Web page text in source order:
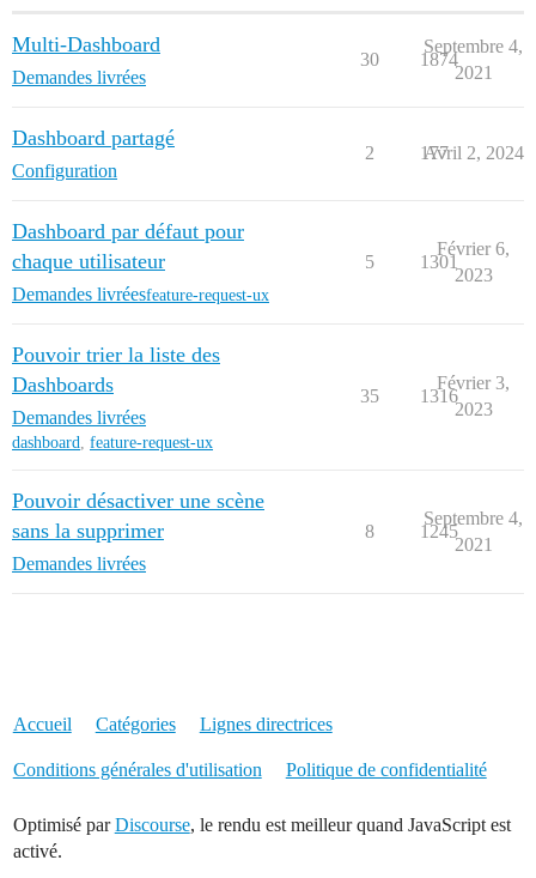
Multi-Dashboard
Demandes livrées
30 1874
Septembre 4,
2021
Dashboard partagé
Configuration
2 177
Avril 2, 2024
Dashboard par défaut pour
chaque utilisateur
Demandes livréesfeature-request-ux
5 1301
Février 6,
2023
Pouvoir trier la liste des
Dashboards
Demandes livrées
dashboard, feature-request-ux
35 1316
Février 3,
2023
Pouvoir désactiver une scène
sans la supprimer
Demandes livrées
8 1245
Septembre 4,
2021
Accueil Catégories Lignes directrices
Conditions générales d'utilisation Politique de confidentialité
Optimisé parDiscourse, le rendu est meilleur quand JavaScript est
activé.